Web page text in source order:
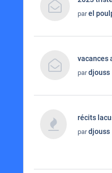
parel
vacances
pardjouss
récits
pardjouss